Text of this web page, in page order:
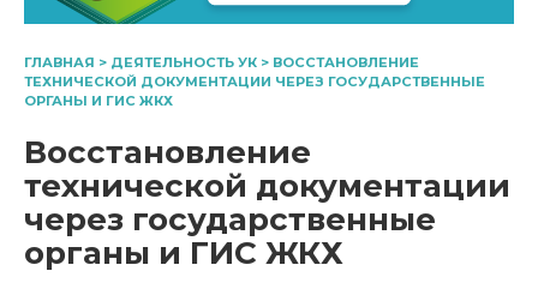
ГЛАВНАЯ > ДЕЯТЕЛЬНОСТЬ УК > ВОССТАНОВЛЕНИЕ
ТЕХНИЧЕСКОЙ ДОКУМЕНТАЦИИ ЧЕРЕЗ ГОСУДАРСТВЕННЫЕ
ОРГАНЫ И ГИС ЖКХ
Восстановление
технической документации
через государственные
органы и ГИС ЖКХ